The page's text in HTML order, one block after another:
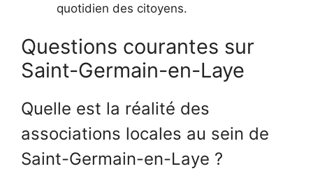
quotidien des citoyens.
Questions courantes sur
Saint-Germain-en-Laye
Quelle est la réalité des
associations locales au sein de
Saint-Germain-en-Laye ?